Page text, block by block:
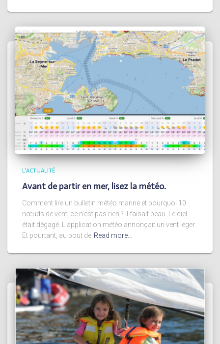
L'ACTUALITÉ
Avant de partir en mer, lisez la météo.
Comment lire un bulletin météo marine et pourquoi 10
nœuds de vent, ce n’est pas rien ? Il faisait beau. Le ciel
était dégagé. L’application météo annonçait un vent léger.
Et pourtant, au bout de Read more…